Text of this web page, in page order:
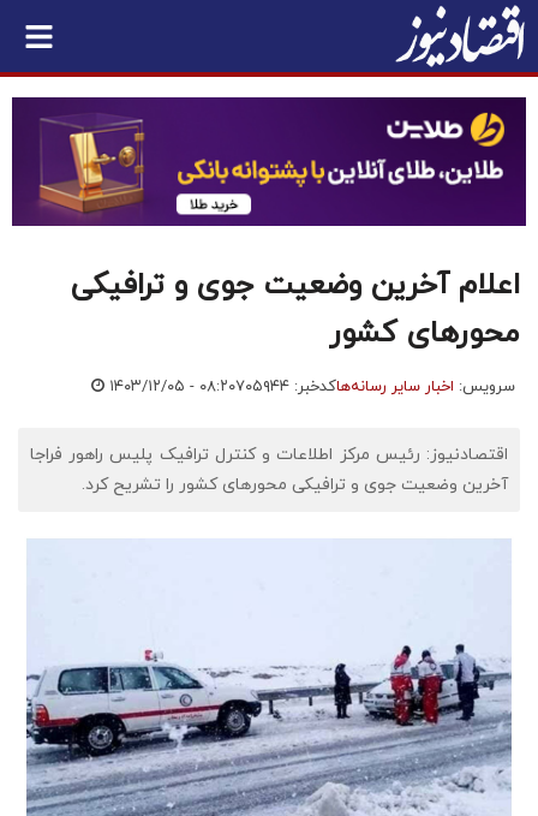
اعلام آخرین وضعیت جوی و ترافیکی
محورهای کشور
سرویس: اخبار سایر رسانه‌هاکدخبر: ۷۰۵۹۴۴ ۱۴۰۳/۱۲/۰۵ - ۰۸:۲۰
اقتصادنیوز: رئیس مرکز اطلاعات و کنترل ترافیک پلیس راهور فراجا
آخرین وضعیت جوی و ترافیکی محورهای کشور را تشریح کرد.